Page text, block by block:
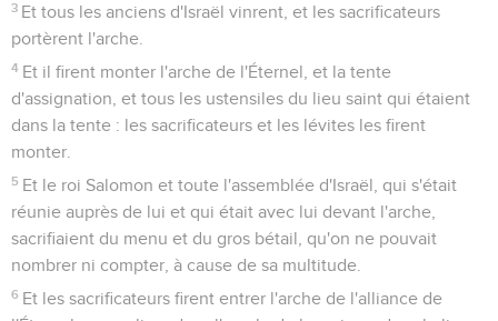
3 Et tous les anciens d'Israël vinrent, et les sacrificateurs
portèrent l'arche.
4 Et il firent monter l'arche de l'Éternel, et la tente
d'assignation, et tous les ustensiles du lieu saint qui étaient
dans la tente : les sacrificateurs et les lévites les firent
monter.
5 Et le roi Salomon et toute l'assemblée d'Israël, qui s'était
réunie auprès de lui et qui était avec lui devant l'arche,
sacrifiaient du menu et du gros bétail, qu'on ne pouvait
nombrer ni compter, à cause de sa multitude.
6 Et les sacrificateurs firent entrer l'arche de l'alliance de